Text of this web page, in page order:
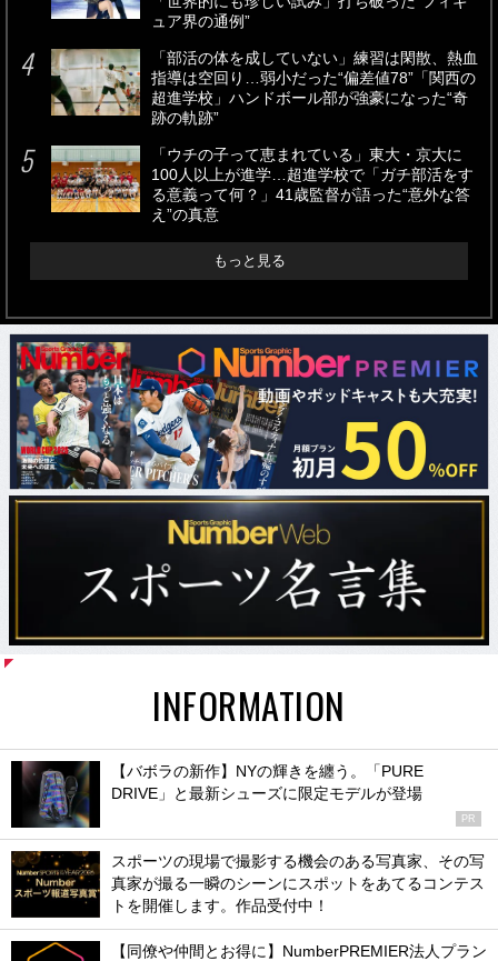
ュア界の通例”
「部活の体を成していない」練習は閑散、熱血
指導は空回り…弱小だった“偏差値78”「関西の
超進学校」ハンドボール部が強豪になった“奇
跡の軌跡”
「ウチの子って恵まれている」東大・京大に
100人以上が進学…超進学校で「ガチ部活をす
る意義って何？」41歳監督が語った“意外な答
え”の真意
もっと見る
INFORMATION
【バボラの新作】NYの輝きを纏う。「PURE
DRIVE」と最新シューズに限定モデルが登場
PR
スポーツの現場で撮影する機会のある写真家、その写
真家が撮る一瞬のシーンにスポットをあてるコンテス
トを開催します。作品受付中！
【同僚や仲間とお得に】NumberPREMIER法人プラン